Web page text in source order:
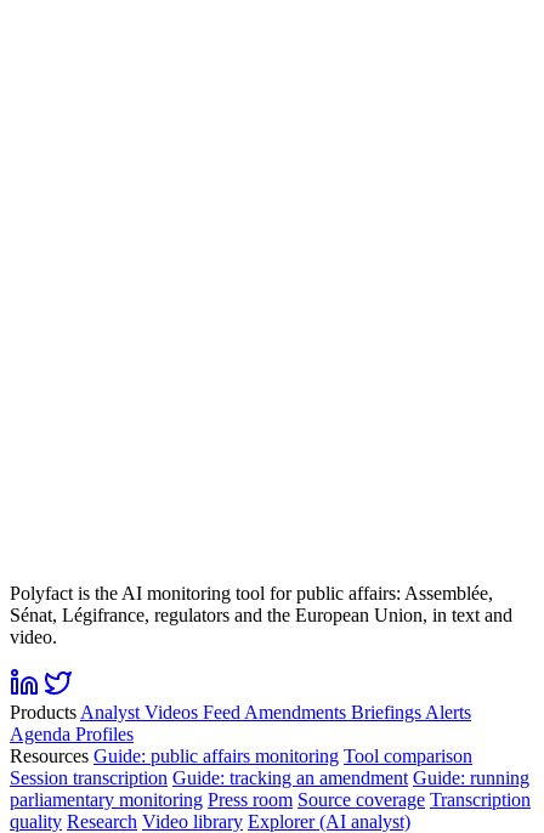
Polyfact is the AI monitoring tool for public affairs: Assemblée,
Sénat, Légifrance, regulators and the European Union, in text and
video.
ProductsAnalyst Videos FeedAmendments BriefingsAlerts
Agenda Profiles
Resources Guide: public affairs monitoring Tool comparison
Session transcription Guide: tracking an amendment Guide: running
parliamentary monitoring Press room Source coverage Transcription
quality Research Video library Explorer (AI analyst)